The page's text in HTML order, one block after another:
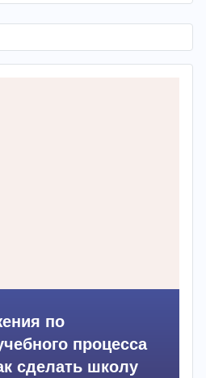
по
процесса
сделать школу